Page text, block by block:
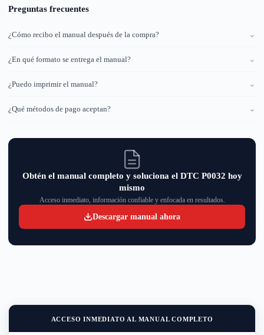
Preguntas frecuentes
¿Cómo recibo el manual después de la compra? ⌄
¿En qué formato se entrega el manual? ⌄
¿Puedo imprimir el manual? ⌄
¿Qué métodos de pago aceptan? ⌄
Obtén el manual completo y soluciona el DTC P0032 hoy
mismo
Acceso inmediato, información confiable y enfocada en resultados.
Descargar manual ahora
ACCESO INMEDIATO AL MANUAL COMPLETO